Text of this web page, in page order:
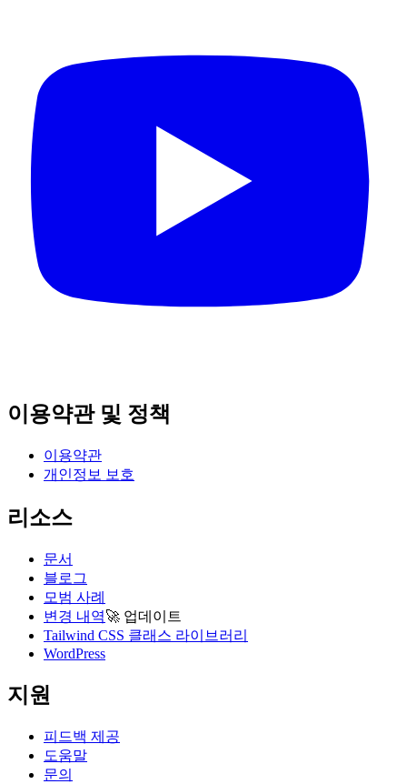
이용약관 및 정책
이용약관
개인정보 보호
리소스
문서
블로그
모범 사례
변경 내역🚀 업데이트
Tailwind CSS 클래스 라이브러리
WordPress
지원
피드백 제공
도움말
문의